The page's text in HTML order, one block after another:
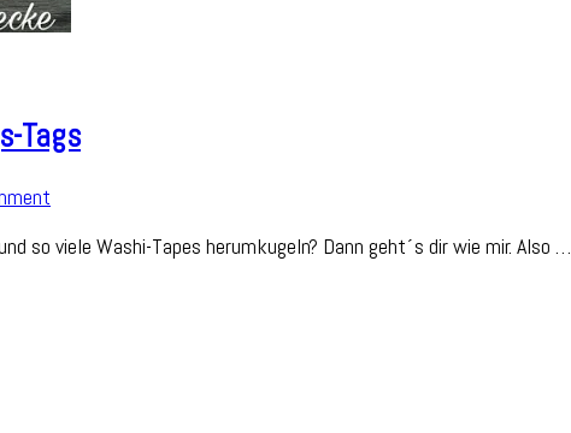
Tags
Tape-
so viele Washi-Tapes herumkugeln? Dann geht´s dir wie mir. Also …